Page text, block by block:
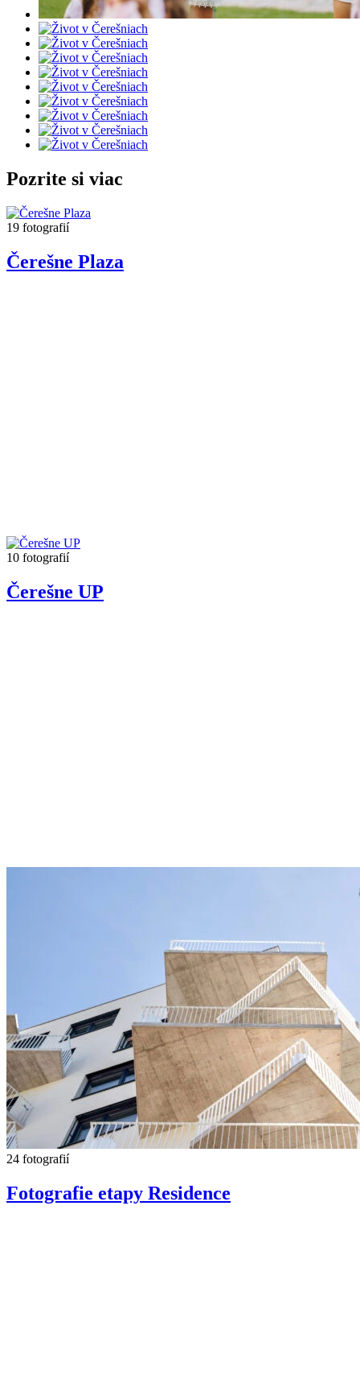
Pozrite si viac
19 fotografií
Čerešne Plaza
10 fotografií
Čerešne UP
24 fotografií
Fotografie etapy Residence